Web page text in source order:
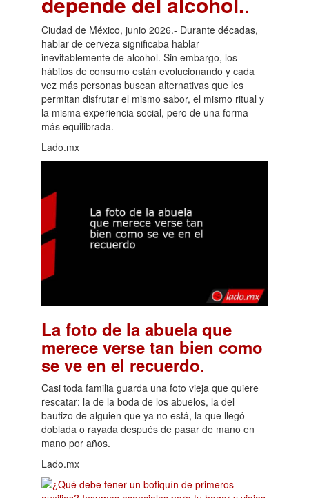
Ciudad de México, junio 2026.- Durante décadas,
hablar de cerveza significaba hablar
inevitablemente de alcohol. Sin embargo, los
hábitos de consumo están evolucionando y cada
vez más personas buscan alternativas que les
permitan disfrutar el mismo sabor, el mismo ritual y
la misma experiencia social, pero de una forma
más equilibrada.
Lado.mx
La foto de la abuela que
merece verse tan bien como
se ve en el recuerdo.
Casi toda familia guarda una foto vieja que quiere
rescatar: la de la boda de los abuelos, la del
bautizo de alguien que ya no está, la que llegó
doblada o rayada después de pasar de mano en
mano por años.
Lado.mx